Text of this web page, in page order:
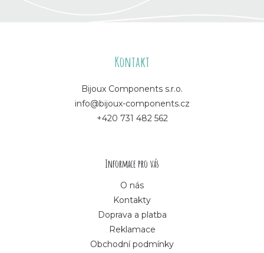
Kontakt
Bijoux Components s.r.o.
info@bijoux-components.cz
+420 731 482 562
Informace pro vás
O nás
Kontakty
Doprava a platba
Reklamace
Obchodní podmínky